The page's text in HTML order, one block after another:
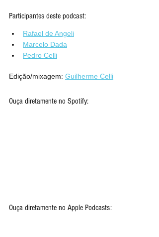
Participantes deste podcast:
Rafael de Angeli
Marcelo Dada
Pedro Celli
Edição/mixagem: Guilherme Celli
Ouça diretamente no Spotify:
Ouça diretamente no Apple Podcasts: